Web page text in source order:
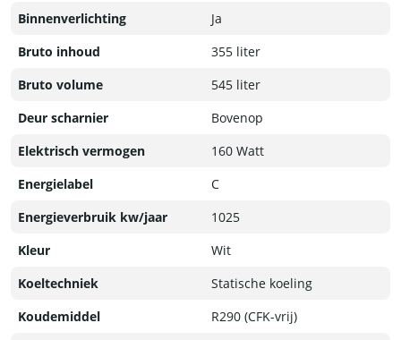
Binnenverlichting
Ja
Bruto inhoud
355 liter
Bruto volume
545 liter
Deur scharnier
Bovenop
Elektrisch vermogen
160 Watt
Energielabel
C
Energieverbruik kw/jaar
1025
Kleur
Wit
Koeltechniek
Statische koeling
Koudemiddel
R290 (CFK-vrij)